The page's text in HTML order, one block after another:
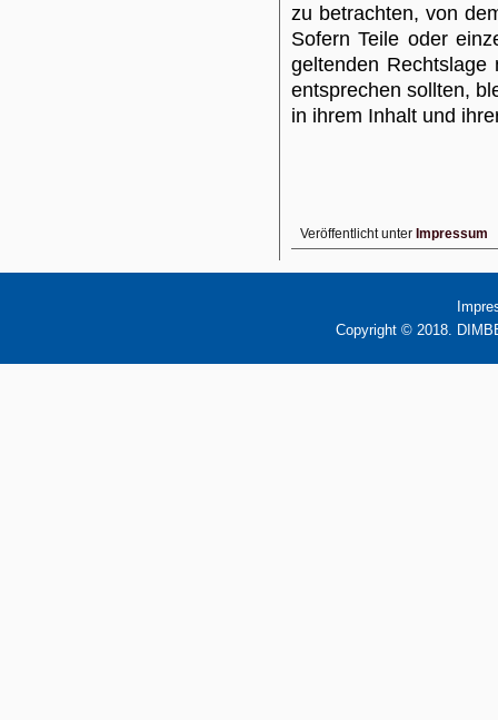
zu betrachten, von
Sofern Teile oder
geltenden
entsprechen sollten,
in ihrem Inhalt und
Veröffentlicht unter Impressum
Copyright © 2018.